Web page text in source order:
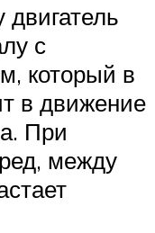
с
который в
в движение
При
между